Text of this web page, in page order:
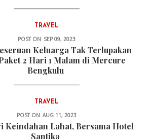
TRAVEL
POST ON SEP 09, 2023
Keluarga Tak Terlupakan
2 Hari 1 Malam di Mercure
Bengkulu
TRAVEL
POST ON AUG 11, 2023
Keindahan Lahat, Bersama Hotel
Santika